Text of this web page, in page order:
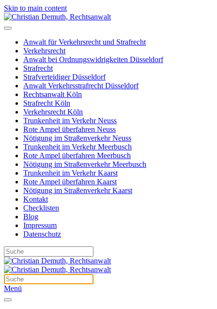
Skip to main content
Anwalt für Verkehrsrecht und Strafrecht
Verkehrsrecht
Anwalt bei Ordnungswidrigkeiten Düsseldorf
Strafrecht
Strafverteidiger Düsseldorf
Anwalt Verkehrsstrafrecht Düsseldorf
Rechtsanwalt Köln
Strafrecht Köln
Verkehrsrecht Köln
Trunkenheit im Verkehr Neuss
Rote Ampel überfahren Neuss
Nötigung im Straßenverkehr Neuss
Trunkenheit im Verkehr Meerbusch
Rote Ampel überfahren Meerbusch
Nötigung im Straßenverkehr Meerbusch
Trunkenheit im Verkehr Kaarst
Rote Ampel überfahren Kaarst
Nötigung im Straßenverkehr Kaarst
Kontakt
Checklisten
Blog
Impressum
Datenschutz
Menü